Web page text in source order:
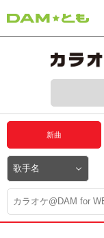
動画から
プレミア
DAM★と
DAM★と
カラオケ
新曲